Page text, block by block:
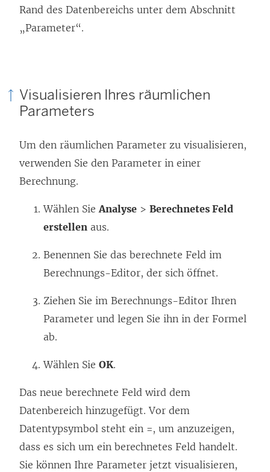
Rand des Datenbereichs unter dem Abschnitt
„Parameter“.
Visualisieren Ihres räumlichen
Parameters
Um den räumlichen Parameter zu visualisieren,
verwenden Sie den Parameter in einer
Berechnung.
Wählen SieAnalyse > Berechnetes Feld
erstellen aus.
Benennen Sie das berechnete Feld im
Berechnungs-Editor, der sich öffnet.
Ziehen Sie im Berechnungs-Editor Ihren
Parameter und legen Sie ihn in der Formel
ab.
Wählen Sie OK.
Das neue berechnete Feld wird dem
Datenbereich hinzugefügt. Vor dem
Datentypsymbol steht ein =, um anzuzeigen,
dass es sich um ein berechnetes Feld handelt.
Sie können Ihre Parameter jetzt visualisieren,